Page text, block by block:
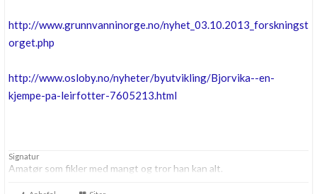
http://www.grunnvanninorge.no/nyhet_03.10.2013_forskningst
orget.php
http://www.osloby.no/nyheter/byutvikling/Bjorvika--en-
kjempe-pa-leirfotter-7605213.html
Signatur
Amatør som fikler med mangt og tror han kan alt.